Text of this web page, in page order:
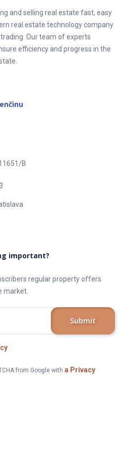
na www.reins.sk alebo
Radi vám zodpovedia
nehnuteľnosť na pár klikov!
and selling real estate fast, easy
real estate technology company
Our team of experts
efficiency and progress in the
B
important?
regular property offers
market.
Submit
from Google with a Privacy